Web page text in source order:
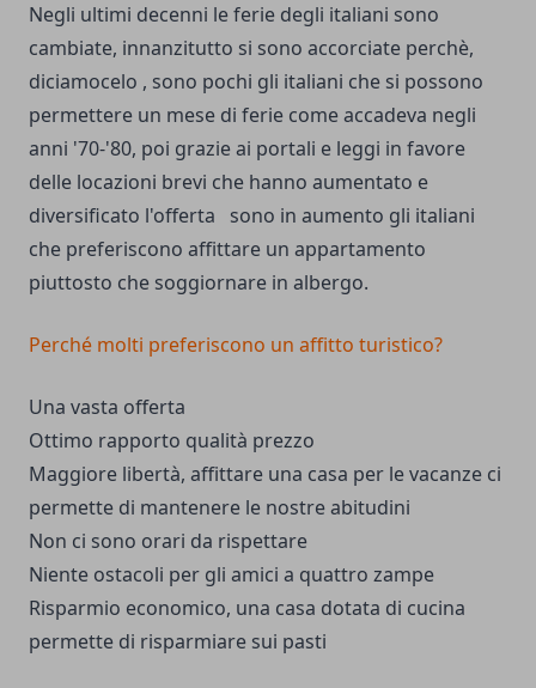
Negli ultimi decenni le ferie degli italiani sono
cambiate, innanzitutto si sono accorciate perchè,
diciamocelo , sono pochi gli italiani che si possono
permettere un mese di ferie come accadeva negli
anni '70-'80, poi grazie ai portali e leggi in favore
delle locazioni brevi che hanno aumentato e
diversificato l'offerta sono in aumento gli italiani
che preferiscono affittare un appartamento
piuttosto che soggiornare in albergo.
Perché molti preferiscono un affitto turistico?
Una vasta offerta
Ottimo rapporto qualità prezzo
Maggiore libertà, affittare una casa per le vacanze ci
permette di mantenere le nostre abitudini
Non ci sono orari da rispettare
Niente ostacoli per gli amici a quattro zampe
Risparmio economico, una casa dotata di cucina
permette di risparmiare sui pasti